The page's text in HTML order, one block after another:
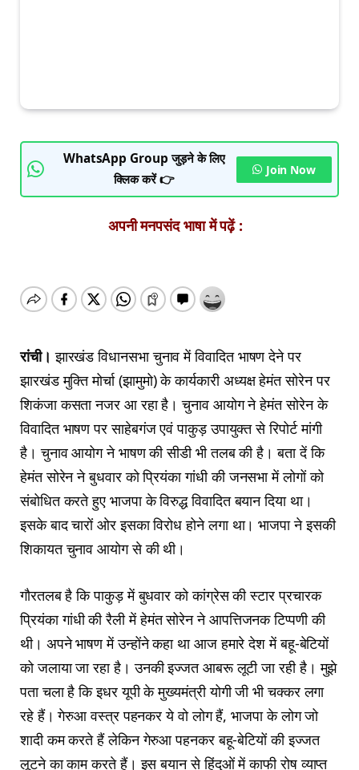
WhatsApp Group जुड़ने के लिए
क्लिक करें 👉
Join Now
अपनी मनपसंद भाषा में पढ़ें :
रांची।झारखंड विधानसभा चुनाव में विवादित भाषण देने पर
झारखंड मुक्ति मोर्चा (झामुमो) के कार्यकारी अध्‍यक्ष हेमंत सोरेन पर
शिकंजा कसता नजर आ रहा है। चुनाव आयोग ने हेमंत सोरेन के
विवादित भाषण पर साहेबगंज एवं पाकुड़ उपायुक्त से रिपोर्ट मांगी
है। चुनाव आयोग ने भाषण की सीडी भी तलब की है। बता दें कि
हेमंत सोरेन ने बुधवार को प्रियंका गांधी की जनसभा में लोगों को
संबोधित करते हुए भाजपा के विरुद्ध विवादित बयान दिया था।
इसके बाद चारों ओर इसका विरोध होने लगा था। भाजपा ने इसकी
शिकायत चुनाव आयोग से की थी।
गौरतलब है कि पाकुड़ में बुधवार को कांग्रेस की स्‍टार प्रचारक
प्रियंका गांधी की रैली में हेमंत सोरेन ने आप‍त्तिजनक टिप्‍पणी की
थी। अपने भाषण में उन्‍होंने कहा था आज हमारे देश में बहू-बेटियों
को जलाया जा रहा है। उनकी इज्जत आबरू लूटी जा रही है। मुझे
पता चला है कि इधर यूपी के मुख्यमंत्री योगी जी भी चक्कर लगा
रहे हैं। गेरुआ वस्त्र पहनकर ये वो लोग हैं, भाजपा के लोग जो
शादी कम करते हैं लेकिन गेरुआ पहनकर बहू-बेटियों की इज्जत
लूटने का काम करते हैं। इस बयान से हिंदुओं में काफी रोष व्याप्त